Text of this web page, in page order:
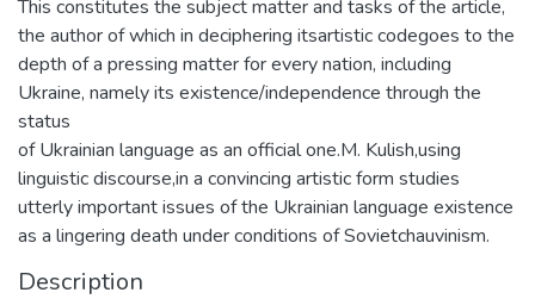
This constitutes the subject matter and tasks of the article,
the author of which in deciphering itsartistic codegoes to the
depth of a pressing matter for every nation, including
Ukraine, namely its existence/independence through the
status
of Ukrainian language as an official one.M. Kulish,using
linguistic discourse,in a convincing artistic form studies
utterly important issues of the Ukrainian language existence
as a lingering death under conditions of Sovietchauvinism.
Description